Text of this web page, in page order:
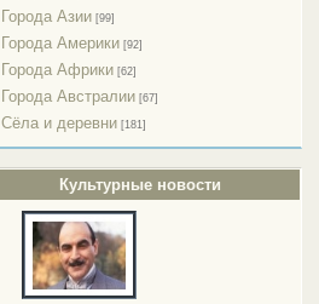
Города Азии [99]
Города Америки [92]
Города Африки [62]
Города Австралии [67]
Сёла и деревни [181]
Культурные новости